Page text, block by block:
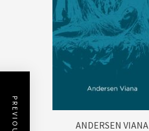
ANDERSEN VIANA